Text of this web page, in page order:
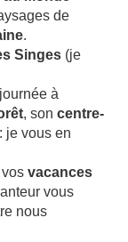
de
.
Singes (je
à
, son centre-
je vous en
vacances
vous
nous